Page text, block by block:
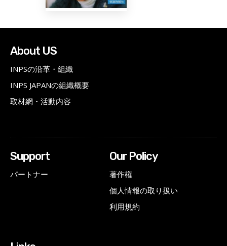
About US
INPSの沿革・組織
INPS JAPANの組織概要
取材網・活動内容
Support
パートナー
Our Policy
著作権
個人情報の取り扱い
利用規約